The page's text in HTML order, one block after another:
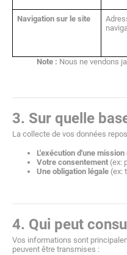
Navigation sur le site
Note : Nous ne vendons
3. Sur quelle
La collecte de vos données
L'exécution d'une
Votre consentement (ex:
Une obligation légale (ex:
4. Qui peut
Vos informations sont
peuvent être transmises :